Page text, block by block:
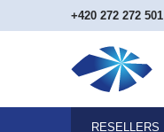
+420 272 272 501
RESELLERS